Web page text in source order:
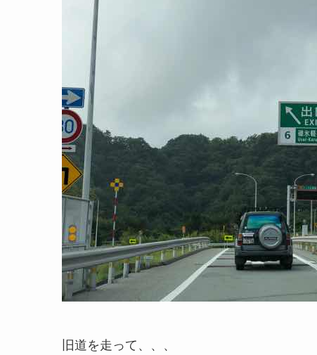
旧道を走って、、、